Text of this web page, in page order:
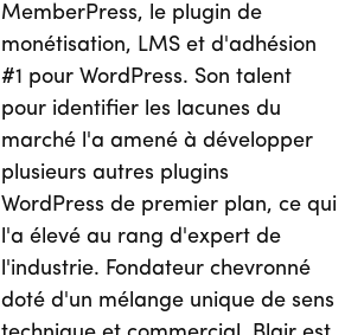
MemberPress, le plugin de
monétisation, LMS et d'adhésion
#1 pour WordPress. Son talent
pour identifier les lacunes du
marché l'a amené à développer
plusieurs autres plugins
WordPress de premier plan, ce qui
l'a élevé au rang d'expert de
l'industrie. Fondateur chevronné
doté d'un mélange unique de sens